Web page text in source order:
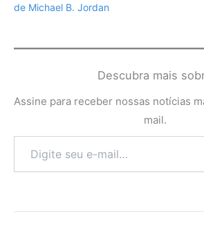
de Michael B. Jordan
Descubra mais
Assine para receber nossas notícias
mail.
e-